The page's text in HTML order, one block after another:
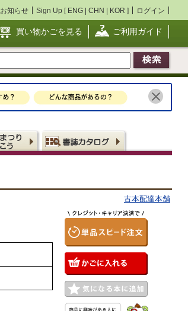
お知らせ Sign Up [ ENG | CHN | KOR ] ログイン
買い物かごを見る ご利用ガイド
古本配達本舗